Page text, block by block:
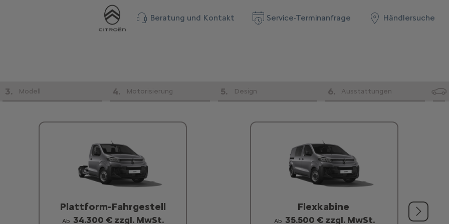
Beratung und Kontakt Service-Terminanfrage Händlersuche
3. Modell 4. Motorisierung 5. Design 6. Ausstattungen
Plattform-Fahrgestell
Ab 34.300 € zzgl. MwSt.
Flexkabine
Ab 35.500 € zzgl. MwSt.